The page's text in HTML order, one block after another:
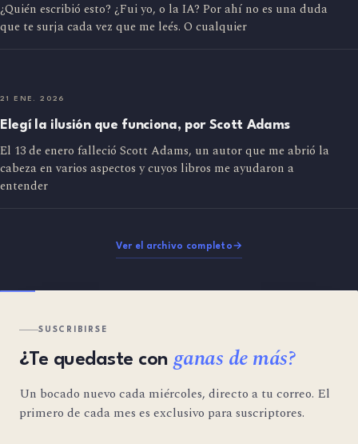
¿Quién escribió esto? ¿Fui yo, o la IA? Por ahí no es una duda
que te surja cada vez que me leés. O cualquier
21 ENE. 2026
Elegí la ilusión que funciona, por Scott Adams
El 13 de enero falleció Scott Adams, un autor que me abrió la
cabeza en varios aspectos y cuyos libros me ayudaron a
entender
Ver el archivo completo→
SUSCRIBIRSE
¿Te quedaste conganas de más?
Un bocado nuevo cada miércoles, directo a tu correo. El
primero de cada mes es exclusivo para suscriptores.